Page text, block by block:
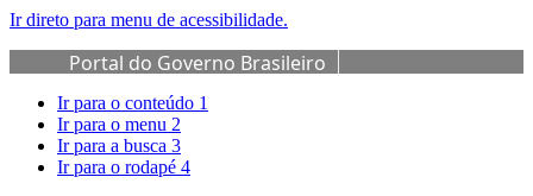
Ir direto para menu de acessibilidade.
Portal do Governo Brasileiro
Ir para o conteúdo 1
Ir para o menu 2
Ir para a busca 3
Ir para o rodapé 4